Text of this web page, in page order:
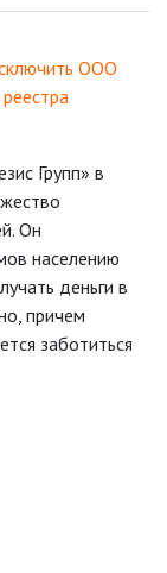
ООО
Групп» в
Он
населению
деньги в
причем
заботиться